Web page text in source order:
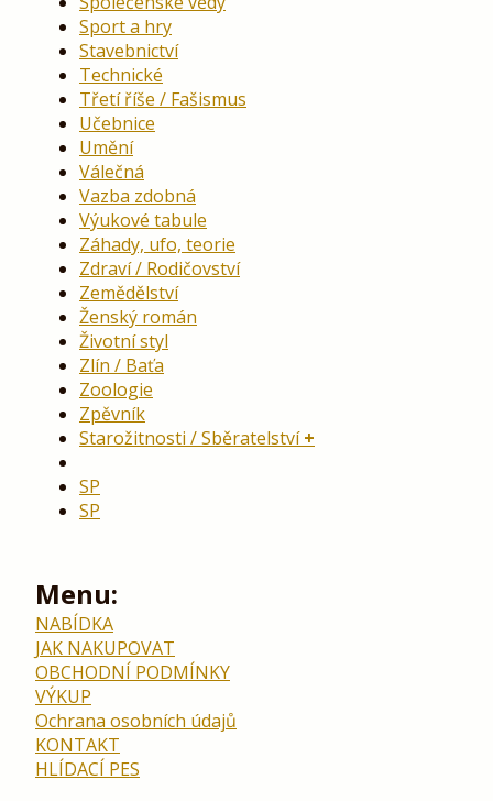
Sport a hry
Stavebnictví
Technické
Třetí říše / Fašismus
Učebnice
Umění
Válečná
Vazba zdobná
Výukové tabule
Záhady, ufo, teorie
Zdraví / Rodičovství
Zemědělství
Ženský román
Životní styl
Zlín / Baťa
Zoologie
Zpěvník
Starožitnosti / Sběratelství
SP
SP
Menu:
NABÍDKA
JAK NAKUPOVAT
OBCHODNÍ PODMÍNKY
VÝKUP
Ochrana osobních údajů
KONTAKT
HLÍDACÍ PES